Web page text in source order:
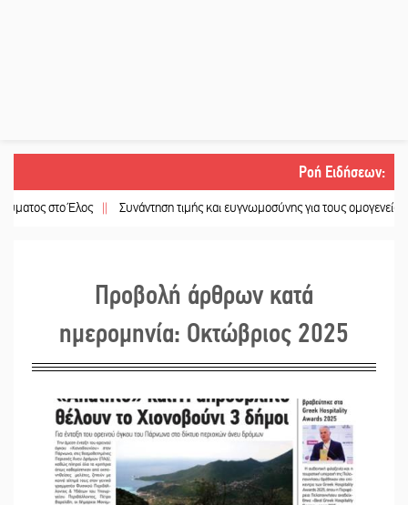
Ροή Ειδήσεων:
Έλος || Συνάντηση τιμής και ευγνωμοσύνης για τους ομογενείς από την ΙΜΜΣ
Προβολή άρθρων κατά
ημερομηνία: Οκτώβριος 2025